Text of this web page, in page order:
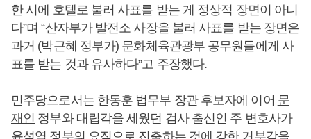
한 시에 호텔로 불러 사표를 받는 게 정상적 장면이 아니
다”며 “산자부가 발전소 사장을 불러 사표를 받는 장면은
과거 (박근혜 정부가) 문화체육관광부 공무원들에게 사
표를 받는 것과 유사하다”고 주장했다.
민주당으로서는 한동훈 법무부 장관 후보자에 이어 문
재인 정부와 대립각을 세웠던 검사 출신인 주 변호사가